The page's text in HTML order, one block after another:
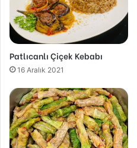
Patlıcanlı Çiçek Kebabı
16 Aralık 2021